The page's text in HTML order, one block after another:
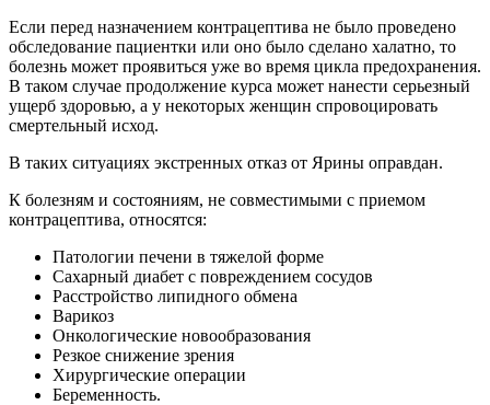
Если перед назначением контрацептива не было проведено
обследование пациентки или оно было сделано халатно, то
болезнь может проявиться уже во время цикла предохранения.
В таком случае продолжение курса может нанести серьезный
ущерб здоровью, а у некоторых женщин спровоцировать
смертельный исход.
В таких ситуациях экстренных отказ от Ярины оправдан.
К болезням и состояниям, не совместимыми с приемом
контрацептива, относятся:
Патологии печени в тяжелой форме
Сахарный диабет с повреждением сосудов
Расстройство липидного обмена
Варикоз
Онкологические новообразования
Резкое снижение зрения
Хирургические операции
Беременность.